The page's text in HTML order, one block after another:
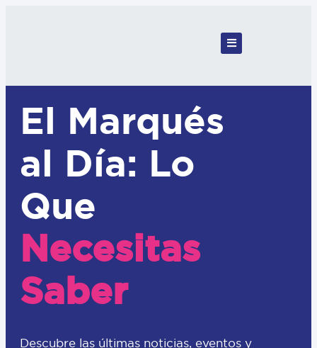
El Marqués
al Día: Lo
Que
Necesitas
Saber
Descubre las últimas noticias, eventos y